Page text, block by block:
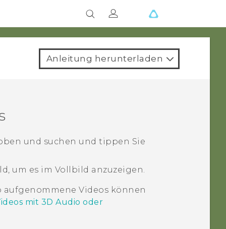
Anleitung herunterladen
und suchen und tippen Sie
um es im Vollbild anzuzeigen.
Videos können
mit 3D Audio oder